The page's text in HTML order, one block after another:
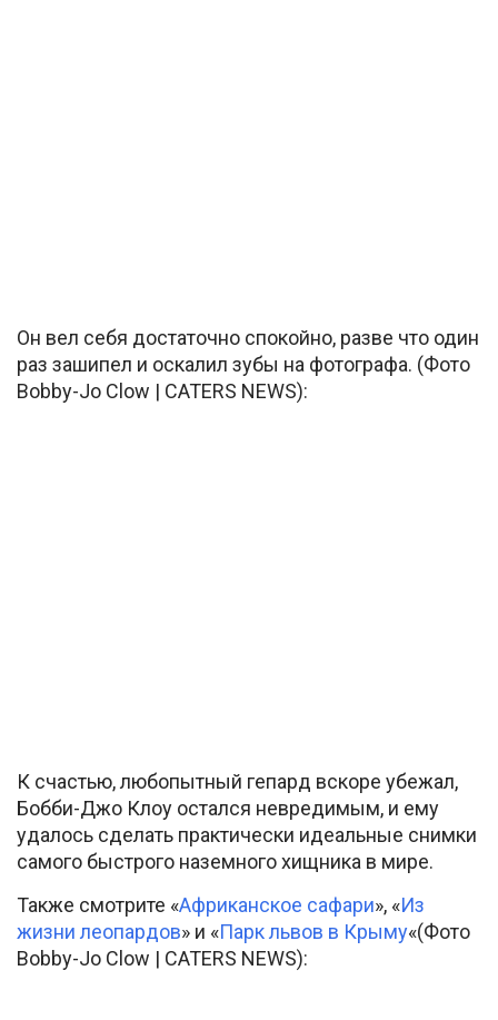
Он вел себя достаточно спокойно, разве что один
раз зашипел и оскалил зубы на фотографа. (Фото
Bobby-Jo Clow | CATERS NEWS):
К счастью, любопытный гепард вскоре убежал,
Бобби-Джо Клоу остался невредимым, и ему
удалось сделать практически идеальные снимки
самого быстрого наземного хищника в мире.
Также смотрите «Африканское сафари», «Из
жизни леопардов» и «Парк львов в Крыму«(Фото
Bobby-Jo Clow | CATERS NEWS):